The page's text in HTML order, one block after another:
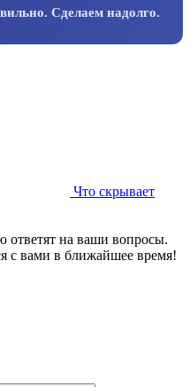
Сделаем надолго.
Что скрывает
на ваши вопросы.
с вами в ближайшее время!